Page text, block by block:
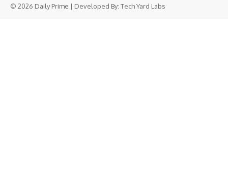
© 2026 Daily Prime | Developed By: Tech Yard Labs